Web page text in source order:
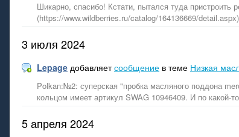
Шикарно, спасибо! Кстати, пытался туда пристроить
(https://www.wildberries.ru/catalog/164136669/
3 июля 2024
Lepage добавляетсообщение в теме Низкая
Polkan:№2: суперская "пробка масляного поддона
кольцом имеет артикул SWAG 10946409. И по какой-
5 апреля 2024